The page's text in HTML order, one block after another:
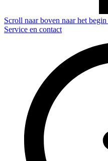
Scroll naar boven naar het
Service en contact